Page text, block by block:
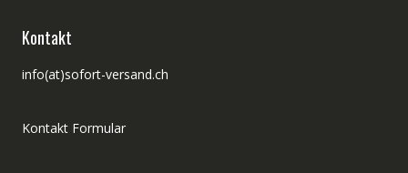
Kontakt
info(at)sofort-versand.ch
Kontakt Formular